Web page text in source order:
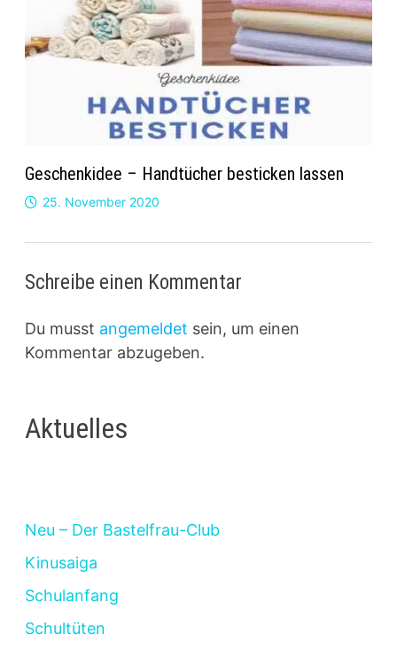
Geschenkidee – Handtücher besticken lassen
25. November 2020
Schreibe einen Kommentar
Du musst angemeldet sein, um einen
Kommentar abzugeben.
Aktuelles
Neu – Der Bastelfrau-Club
Kinusaiga
Schulanfang
Schultüten